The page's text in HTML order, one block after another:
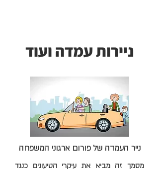
ניירות עמדה ועוד
נייר העמדה של פורום ארגוני המשפחה
מסמך זה מביא את עיקרי הטיעונים כנגד